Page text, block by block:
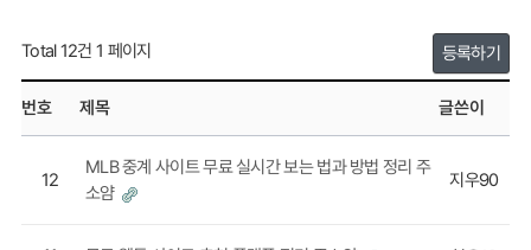
Total 12건 1 페이지 등록하기
번호 제목 글쓴이
12
MLB 중계 사이트 무료 실시간 보는 법과 방법 정리 주
소얌
지우90